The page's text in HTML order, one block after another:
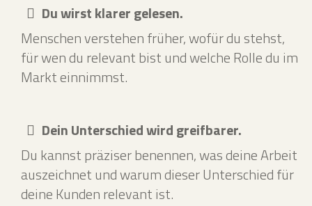
Du wirst klarer gelesen.
Menschen verstehen früher, wofür du stehst,
für wen du relevant bist und welche Rolle du im
Markt einnimmst.
Dein Unterschied wird greifbarer.
Du kannst präziser benennen, was deine Arbeit
auszeichnet und warum dieser Unterschied für
deine Kunden relevant ist.